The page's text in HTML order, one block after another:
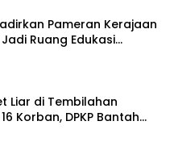
Pameran Kerajaan
Ruang Edukasi
Liar di Tembilahan
Korban, DPKP Bantah
Viral